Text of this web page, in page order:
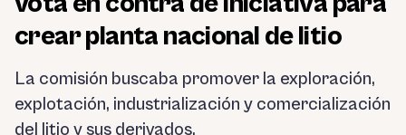
crear planta nacional de litio
La comisión buscaba promover la exploración,
explotación, industrialización y comercialización
del litio y sus derivados.